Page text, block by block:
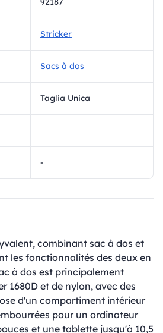
Stricker
Sacs à dos
Taglia Unica
-
combinant sac à dos et
les fonctionnalités des deux en
à dos est principalement
1680D et de nylon, avec des
d'un compartiment intérieur
pour un ordinateur
et une tablette jusqu'à 10,5